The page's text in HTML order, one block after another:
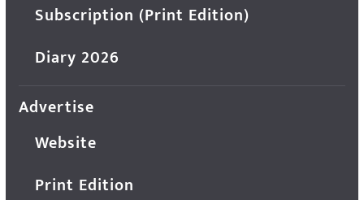
Subscription (Print Edition)
Diary 2026
Advertise
Website
Print Edition